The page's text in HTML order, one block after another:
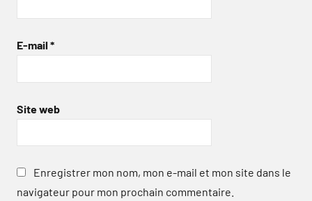
E-mail *
Site web
Enregistrer mon nom, mon e-mail et mon site dans le
navigateur pour mon prochain commentaire.